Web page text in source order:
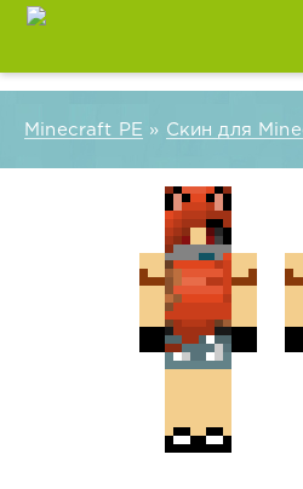
Minecraft PE » Скин для